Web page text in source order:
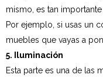
mismo, es tan
Por ejemplo, si usas un
muebles que vayas a
5. Iluminación
Esta parte es una de las